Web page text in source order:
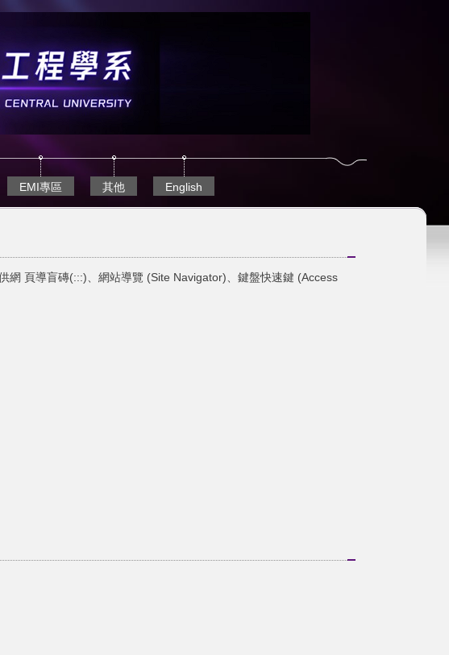
EMI專區 其他 English
網 頁導盲磚(:::)、網站導覽 (Site Navigator)、鍵盤快速鍵 (Access